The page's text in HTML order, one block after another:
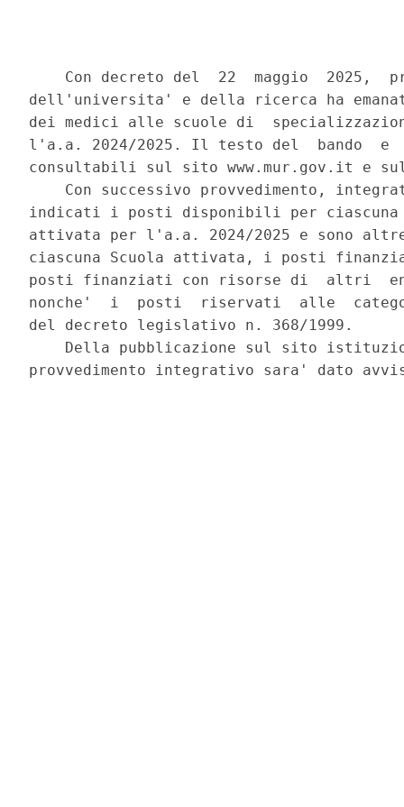
Con decreto del  22  maggio  2025,
dell'universita' e della ricerca ha
dei medici alle scuole di
l'a.a. 2024/2025. Il testo del  bando
consultabili sul sito www.mur.gov.it e
Con successivo provvedimento,
indicati i posti disponibili per ciascuna
attivata per l'a.a. 2024/2025 e sono
ciascuna Scuola attivata, i posti
posti finanziati con risorse di  altri
nonche'  i  posti  riservati  alle
del decreto legislativo n. 368/1999.
Della pubblicazione sul sito
provvedimento integrativo sara' dato